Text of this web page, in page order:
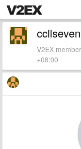
ccllseven
V2EX
+08:00